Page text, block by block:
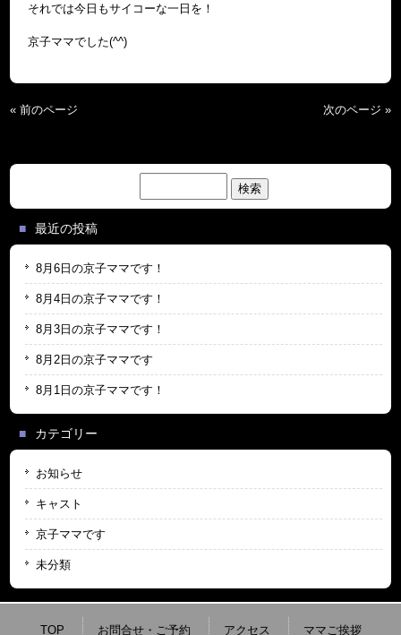
それでは今日もサイコーな一日を！
京子ママでした(^^)
« 前のページ 次のページ »
索:
最近の投稿
8月6日の京子ママです！
8月4日の京子ママです！
8月3日の京子ママです！
8月2日の京子ママです
8月1日の京子ママです！
カテゴリー
お知らせ
キャスト
京子ママです
未分類
TOP お問合せ・ご予約 アクセス ママご挨拶